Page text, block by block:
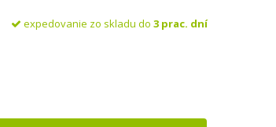
expedovanie zo skladu do 3 prac. dní